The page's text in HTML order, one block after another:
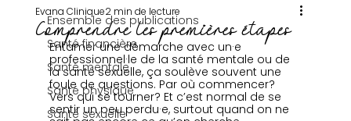
Ensemble des publications
Santé financière
Santé mentale
Santé physique
Santé sexuelle
Comprendre les premières étapes
Evana Clinique2 min de lecture
Entamer une démarche avec un·e
professionnel·le de la santé mentale ou de
la santé sexuelle, ça soulève souvent une
foule de questions. Par où commencer?
Vers qui se tourner? Et c’est normal de se
sentir un peu perdu·e, surtout quand on ne